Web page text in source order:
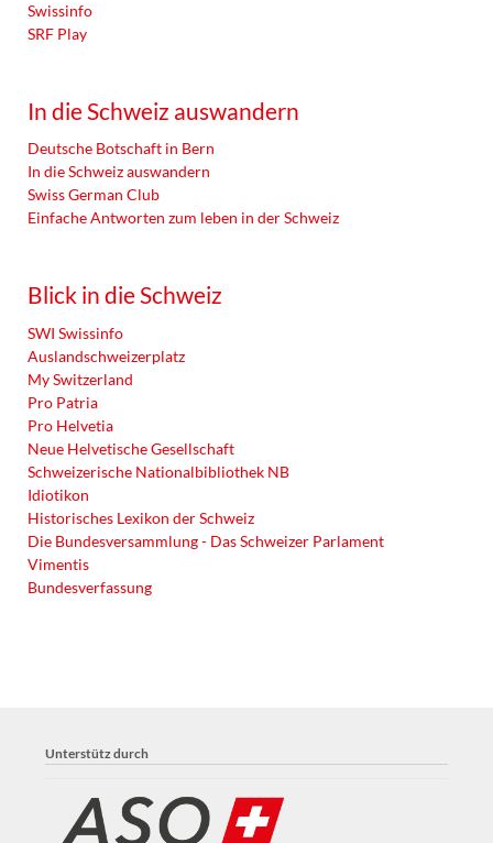
Swissinfo
SRF Play
In die Schweiz auswandern
Deutsche Botschaft in Bern
In die Schweiz auswandern
Swiss German Club
Einfache Antworten zum leben in der Schweiz
Blick in die Schweiz
SWI Swissinfo
Auslandschweizerplatz
My Switzerland
Pro Patria
Pro Helvetia
Neue Helvetische Gesellschaft
Schweizerische Nationalbibliothek NB
Idiotikon
Historisches Lexikon der Schweiz
Die Bundesversammlung - Das Schweizer Parlament
Vimentis
Bundesverfassung
Unterstütz durch